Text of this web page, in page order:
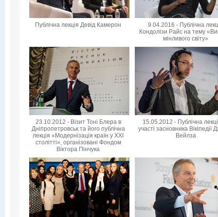
Публічна лекція Девід Камерон
9.04.2016 - Публічна
Кондолізи Райс на тему
мінливого світу»
23.10.2012 - Візит Тоні Блера в
Дніпропетровськ та його публічна
лекція «Модернізація країн у XXI
столітті», організовані Фондом
Віктора Пінчука
15.05.2012 - Публічна
участі засновника Вікіпедії
Вейлза